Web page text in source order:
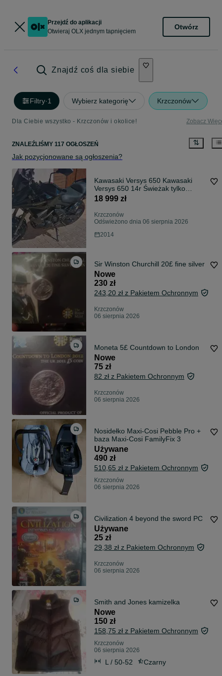
Przejdź do aplikacji
Otwieraj OLX jednym tapnięciem
Otwórz
Znajdź coś dla siebie
Filtry·1 Wybierz kategorię Krzczonów
Dla Ciebie wszystko - Krzczonów i okolice! Zobacz
ZNALEŹLIŚMY 117 OGŁOSZEŃ
Jak pozycjonowane są ogłoszenia?
Kawasaki Versys 650 Kawasaki
Versys 650 14r Świeżak tylko
10000 przebiegu . Polecam
18 999 zł
Krzczonów
Odświeżono dnia 06 sierpnia 2026
2014
Sir Winston Churchill 20£ fine silver
Nowe
230 zł
243,20 zł z Pakietem Ochronnym
Krzczonów
06 sierpnia 2026
Moneta 5£ Countdown to London
Nowe
75 zł
82 zł z Pakietem Ochronnym
Krzczonów
06 sierpnia 2026
Nosidełko Maxi-Cosi Pebble Pro +
baza Maxi-Cosi FamilyFix 3
Używane
490 zł
510,65 zł z Pakietem Ochronnym
Krzczonów
06 sierpnia 2026
Civilization 4 beyond the sword PC
Używane
25 zł
29,38 zł z Pakietem Ochronnym
Krzczonów
06 sierpnia 2026
Smith and Jones kamizelka
Nowe
150 zł
158,75 zł z Pakietem Ochronnym
Krzczonów
06 sierpnia 2026
L / 50-52 Czarny